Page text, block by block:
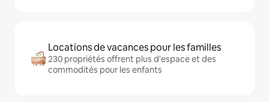
Locations de vacances pour les familles
230 propriétés offrent plus d'espace et des
commodités pour les enfants